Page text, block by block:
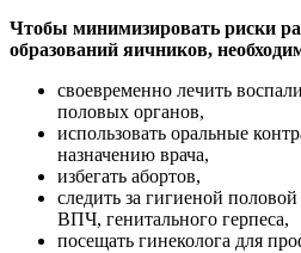
Чтобы минимизировать риски
образований яичников,
своевременно лечить
половых органов,
использовать оральные
назначению врача,
избегать абортов,
следить за гигиеной
ВПЧ, генитального герпеса,
посещать гинеколога для